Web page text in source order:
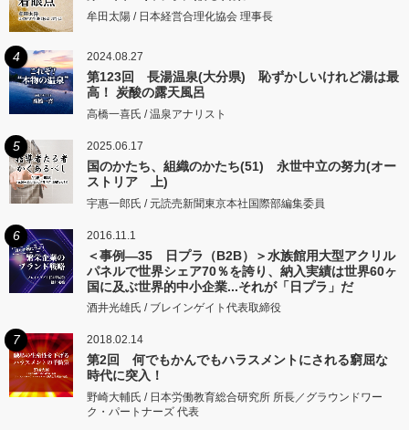
牟田太陽 / 日本経営合理化協会 理事長
4 2024.08.27
第123回 長湯温泉(大分県) 恥ずかしいけれど湯は最
高！ 炭酸の露天風呂
高橋一喜氏 / 温泉アナリスト
5 2025.06.17
国のかたち、組織のかたち(51) 永世中立の努力(オー
ストリア 上)
宇惠一郎氏 / 元読売新聞東京本社国際部編集委員
6 2016.11.1
＜事例―35 日プラ（B2B）＞水族館用大型アクリル
パネルで世界シェア70％を誇り、納入実績は世界60ヶ
国に及ぶ世界的中小企業...それが「日プラ」だ
酒井光雄氏 / ブレインゲイト代表取締役
7 2018.02.14
第2回 何でもかんでもハラスメントにされる窮屈な
時代に突入！
野崎大輔氏 / 日本労働教育総合研究所 所長／グラウンドワー
ク・パートナーズ 代表